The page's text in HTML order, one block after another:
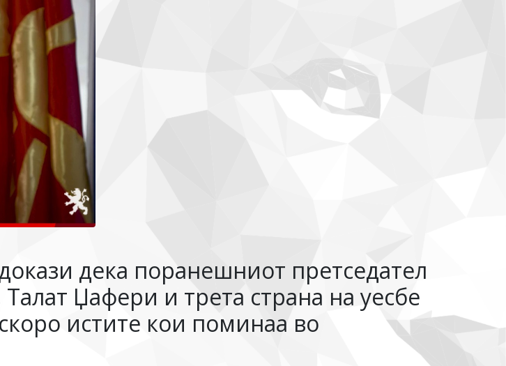
дека поранешниот претседател
Џафери и трета страна на уесбе
истите кои поминаа во